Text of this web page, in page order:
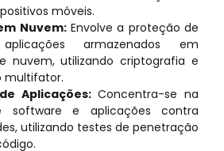
móveis.
Nuvem:Envolve a proteção de
armazenados em
nuvem, utilizando criptografia e
multifator.
Aplicações:Concentra-se na
software e aplicações contra
utilizando testes de penetração